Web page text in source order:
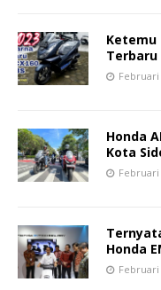
Ketemu
Terbaru
Februari
Honda
Kota
Februari
Honda
Februari